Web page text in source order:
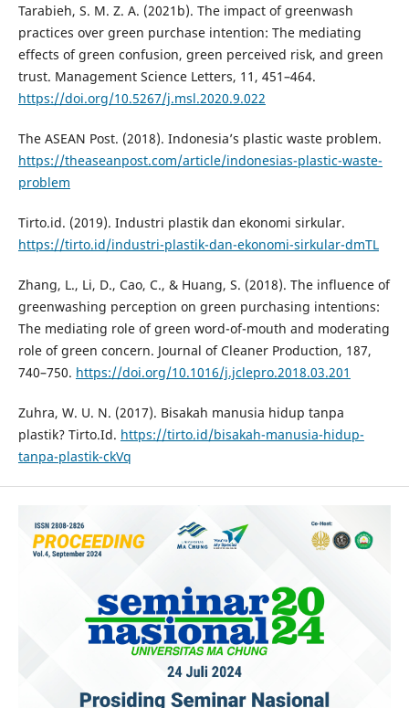
Tarabieh, S. M. Z. A. (2021b). The impact of greenwash
practices over green purchase intention: The mediating
effects of green confusion, green perceived risk, and green
trust. Management Science Letters, 11, 451–464.
https://doi.org/10.5267/j.msl.2020.9.022
The ASEAN Post. (2018). Indonesia’s plastic waste problem.
https://theaseanpost.com/article/indonesias-plastic-waste-
problem
Tirto.id. (2019). Industri plastik dan ekonomi sirkular.
https://tirto.id/industri-plastik-dan-ekonomi-sirkular-dmTL
Zhang, L., Li, D., Cao, C., & Huang, S. (2018). The influence of
greenwashing perception on green purchasing intentions:
The mediating role of green word-of-mouth and moderating
role of green concern. Journal of Cleaner Production, 187,
740–750. https://doi.org/10.1016/j.jclepro.2018.03.201
Zuhra, W. U. N. (2017). Bisakah manusia hidup tanpa
plastik? Tirto.Id. https://tirto.id/bisakah-manusia-hidup-
tanpa-plastik-ckVq